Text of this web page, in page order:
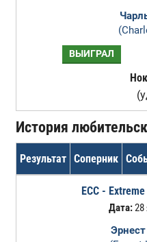
ВЫИГРАЛ
История
Результат Соперник
ECC -
Дата:28